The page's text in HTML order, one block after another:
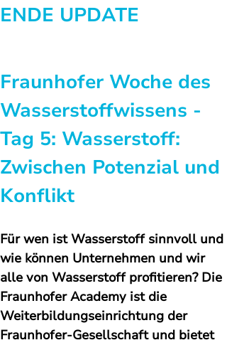
ENDE UPDATE
Fraunhofer Woche des
Wasserstoffwissens -
Tag 5: Wasserstoff:
Zwischen Potenzial und
Konflikt
Für wen ist Wasserstoff sinnvoll und
wie können Unternehmen und wir
alle von Wasserstoff profitieren? Die
Fraunhofer Academy ist die
Weiterbildungseinrichtung der
Fraunhofer-Gesellschaft und bietet